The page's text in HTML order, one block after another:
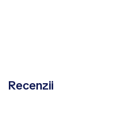
Recenzii